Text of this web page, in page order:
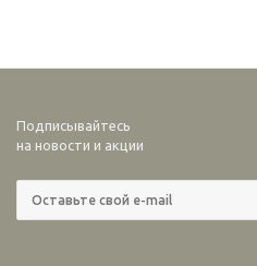
Подписывайтесь
на новости и акции